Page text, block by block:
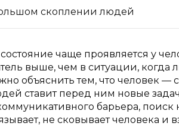
скоплении людей
чаще проявляется у
выше, чем в ситуации,
объяснить тем, что человек —
ставит перед ним новые
барьера,
не сковывает человека и